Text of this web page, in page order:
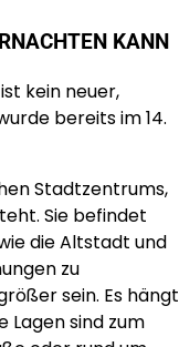
KANN
kein neuer,
bereits im 14.
Stadtzentrums,
Sie befindet
die Altstadt und
zu
sein. Es hängt
Lagen sind zum